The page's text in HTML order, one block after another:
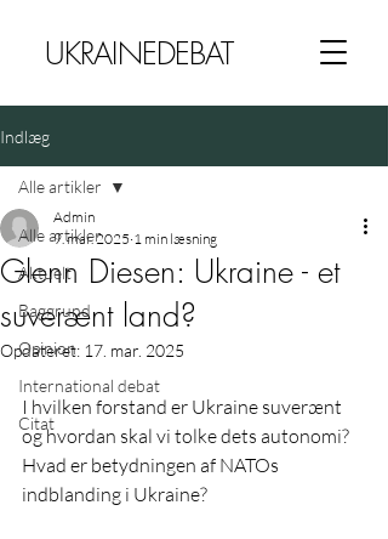
UKRAINEDEBAT
Indlæg
Alle artikler
Aktuelt
Baggrund
Opinion
International debat
Citat
Alle artikler
Glenn Diesen: Ukraine - et
suverænt land?
Admin
9. mar. 2025 1 min læsning
Opdateret: 17. mar. 2025
I hvilken forstand er Ukraine suverænt
og hvordan skal vi tolke dets autonomi?
Hvad er betydningen af NATOs
indblanding i Ukraine?